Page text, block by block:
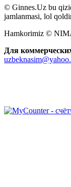
© Ginnes.Uz bu
jamlanmasi, lol
Hamkorimiz ©
Для